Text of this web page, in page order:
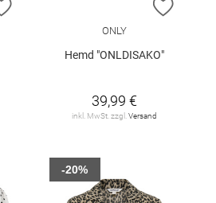
ZUR WUNSCHLISTE HINZUFÜGEN
ZUR
ONLY
Hemd "ONLDISAKO"
39,99 €
inkl. MwSt. zzgl. Versand
-20%